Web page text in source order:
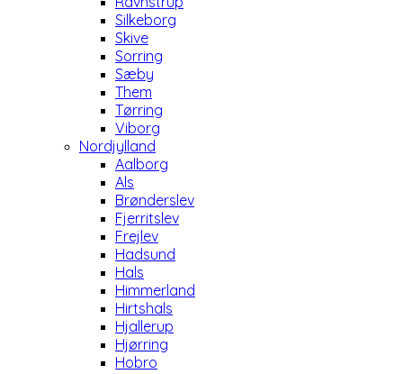
Silkeborg
Skive
Sorring
Sæby
Them
Tørring
Viborg
Nordjylland
Aalborg
Als
Brønderslev
Fjerritslev
Frejlev
Hadsund
Hals
Himmerland
Hirtshals
Hjallerup
Hjørring
Hobro